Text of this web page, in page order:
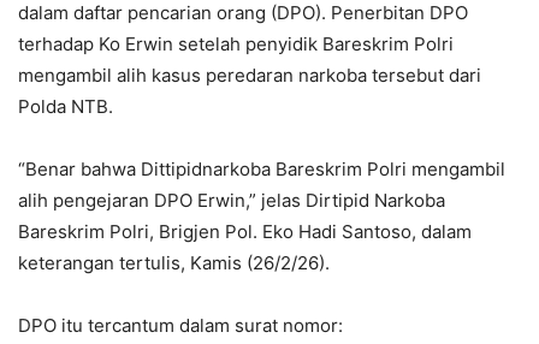
dalam daftar pencarian orang (DPO). Penerbitan DPO
terhadap Ko Erwin setelah penyidik Bareskrim Polri
mengambil alih kasus peredaran narkoba tersebut dari
Polda NTB.
“Benar bahwa Dittipidnarkoba Bareskrim Polri mengambil
alih pengejaran DPO Erwin,” jelas Dirtipid Narkoba
Bareskrim Polri, Brigjen Pol. Eko Hadi Santoso, dalam
keterangan tertulis, Kamis (26/2/26).
DPO itu tercantum dalam surat nomor: